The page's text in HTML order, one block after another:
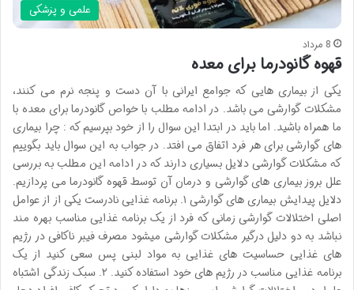
علمی و پزشکی
8 مرداد
قهوه گانودرما برای معده
یکی از بیماری هایی که جوامع ایرانی با آن دست و پنجه نرم می کنند،
مشکلات گوارشی می باشد. در ادامه مطلب با خواص گانودرما برای معده با
ما همراه باشید. اما باید در ابتدا این سوال را از خود بپرسیم که : چرا بیماری
های گوارشی برای هر فرد اتفاق می افتد. در جواب به این سوال باید بگوییم
که مشکلات گوارشی دلایل بسیاری دارند که در ادامه این مطلب به بررسی
علل بروز بیماری های گوارشی و درمان آن توسط قهوه گانودرما می پردازیم.
دلایل پیدایش بیماری های گوارشی ۱. برنامه غذایی نادرست یکی از از عوامل
اصلی اختلالات گوارشی زمانی که فرد از یک برنامه غذایی مناسب بهره مند
نباشد به دو دلیل درگیر مشکلات گوارشی میشود مصرف فیبر ناکافی در رژیم
های غذایی حساسیت های غذایی به مواد لبنی پس سعی کنید از یک
برنامه غذایی مناسب در رژیم های خود استفاده کنید. ۲. سبک زندگی اشتباه